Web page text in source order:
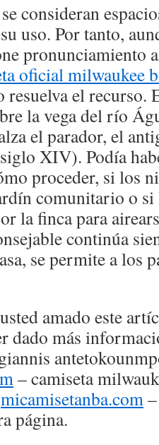
consideran
uso. Por tanto,
pronunciamiento
oficial milwaukee
resuelva el recurso.
la vega del río
el parador, el
XIV). Podía
proceder, si los
comunitario o
la finca para
continúa
se permite a los
amado este
dado más
– camiseta
micamisetanba.com
página.